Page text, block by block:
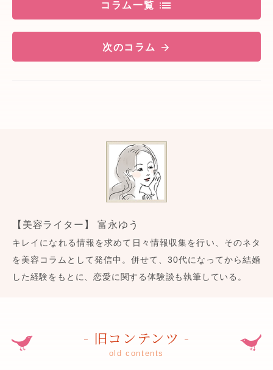
コラム一覧
次のコラム
【美容ライター】 富永ゆう
キレイになれる情報を求めて日々情報収集を行い、そのネタ
を美容コラムとして発信中。併せて、30代になってから結婚
した経験をもとに、恋愛に関する体験談も執筆している。
- 旧コンテンツ -
old contents